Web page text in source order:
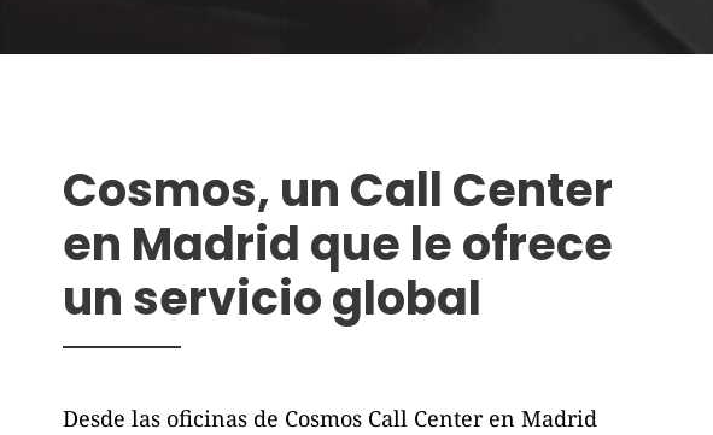
Cosmos, un Call Center
en Madrid que le ofrece
un servicio global
Desde las oficinas de Cosmos Call Center en Madrid